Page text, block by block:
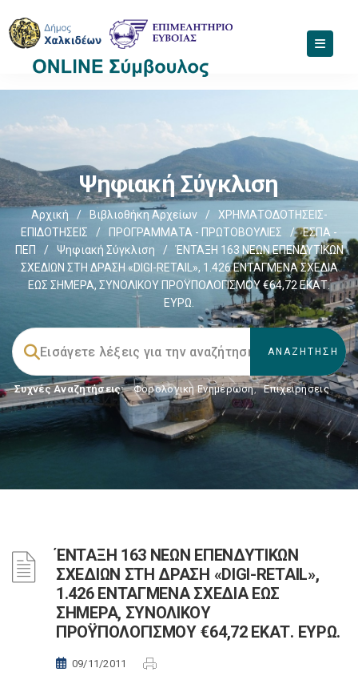
Ψηφιακή Σύγκλιση
Αρχική / Βιβλιοθήκη Αρχείων /
ΧΡΗΜΑΤΟΔΟΤΗΣΕΙΣ-
ΕΠΙΔΟΤΗΣΕΙΣ
/ ΠΡΟΓΡΑΜΜΑΤΑ - ΠΡΩΤΟΒΟΥΛΙΕΣ /
ΕΣΠΑ -
ΠΕΠ
/ Ψηφιακή Σύγκλιση /
ΈΝΤΑΞΗ 163 ΝΕΩΝ ΕΠΕΝΔΥΤΙΚΩΝ
ΣΧΕΔΙΩΝ ΣΤΗ ΔΡΑΣΗ «DIGI-RETAIL», 1.426 ΕΝΤΑΓΜΕΝΑ ΣΧΕΔΙΑ
ΕΩΣ ΣΗΜΕΡΑ, ΣΥΝΟΛΙΚΟΥ ΠΡΟΫΠΟΛΟΓΙΣΜΟΥ €64,72 ΕΚΑΤ.
ΕΥΡΩ.
Συχνές Αναζητήσεις: Φορολογικη Ενημέρωση, Επιχειρήσεις
ΈΝΤΑΞΗ 163 ΝΕΩΝ ΕΠΕΝΔΥΤΙΚΩΝ
ΣΧΕΔΙΩΝ ΣΤΗ ΔΡΑΣΗ «DIGI-RETAIL»,
1.426 ΕΝΤΑΓΜΕΝΑ ΣΧΕΔΙΑ ΕΩΣ
ΣΗΜΕΡΑ, ΣΥΝΟΛΙΚΟΥ
ΠΡΟΫΠΟΛΟΓΙΣΜΟΥ €64,72 ΕΚΑΤ. ΕΥΡΩ.
09/11/2011